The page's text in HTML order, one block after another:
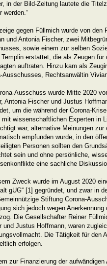
in der Bild-Zeitung lautete die
werden.“
gegen Füllmich wurde von den
und Antonia Fischer, zwei
sowie einem zur selben
Templin erstattet, die als Zeugen
auftraten. Hinzu kam als
Ausschusses, Rechtsanwältin
Ausschuss wurde Mitte 2020
Antonia Fischer und Justus
um die während der Corona-
mit wissenschaftlichen Experten in
war, alternative Meinungen
empfunden wurde, in den
Personen sollten den
sein und ohne persönliche,
eine sachliche
Zweck wurde im August 2020
gUG“ [1] gegründet, und zwar in
Stiftung Corona-
sich jedoch wegen
Die Gesellschafter Reiner
und Justus Hoffmann, waren
Die Tätigkeit für den
erfolgen.
zur Finanzierung der